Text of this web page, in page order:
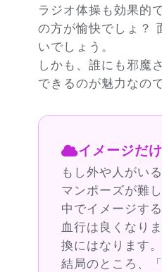
ラジオ体操も効果的
の方が愉快でしょ？
いでしょう。
しかも、誰にも邪魔
できるのが魅力なので
イメージだ
もし外や人がい
マンポーズが難
中でイメージす
血行は良くなり
換にはなります。
結局のところ、